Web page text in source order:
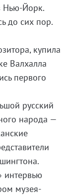
Нью-Йорк.
до сих пор.
купила
Валхалла
первого
русский
народа —
интервью
музея-